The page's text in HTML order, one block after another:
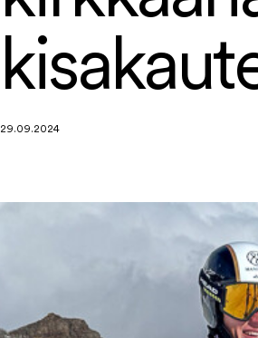
29.09.2024